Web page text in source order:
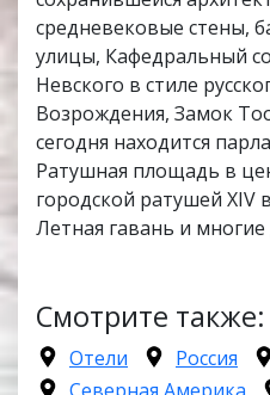
средневековые стены,
улицы, Кафедральный
Невского в стиле
Возрождения, Замок
сегодня находится
Ратушная площадь в
городской ратушей XIV
Летная гавань и многие
Смотрите также:
Отели Россия